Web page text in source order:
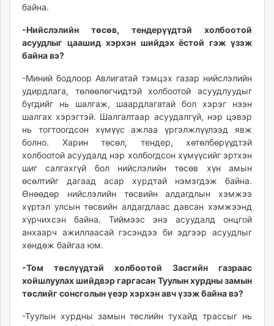
байна.
-Нийслэлийн төсөв, тендерүүдтэй холбоотой
асуудлыг цаашид хэрхэн шийдэх ёстой гэж үзэж
байна вэ?
-Миний бодлоор Авлигатай тэмцэх газар нийслэлийн
удирдлага, төлөөлөгчидтэй холбоотой асуудлуудыг
бүгдийг нь шалгаж, шаардлагатай бол хэрэг нээн
шалгах хэрэгтэй. Шалгалтаар асуудалгүй, нэр цэвэр
нь тогтоогдсон хүмүүс ажлаа үргэлжлүүлээд явж
болно. Харин төсөл, тендер, хөтөлбөрүүдтэй
холбоотой асуудалд нэр холбогдсон хүмүүсийг эртхэн
шиг салгахгүй бол нийслэлийн төсөв хүн амын
өсөлтийг дагаад асар хурдтай нэмэгдэж байна.
Өнөөдөр нийслэлийн төсвийн алдагдлын хэмжээ
хүртэл улсын төсвийн алдагдлаас давсан хэмжээнд
хүрчихсэн байна. Тиймээс энэ асуудалд онцгой
анхаарч ажиллаасай гэсэндээ би эдгээр асуудлыг
хөндөж байгаа юм.
-Том төслүүдтэй холбоотой Засгийн газраас
хойшлуулах шийдвэр гаргасан Туулын хурдны замын
төслийг сонсголын үеэр хэрхэн авч үзэж байна вэ?
-Туулын хурдны замын төслийн тухайд трассыг нь